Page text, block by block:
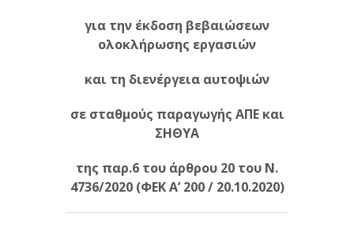
για την έκδοση βεβαιώσεων
ολοκλήρωσης εργασιών
και τη διενέργεια αυτοψιών
σε σταθμούς παραγωγής ΑΠΕ και
ΣΗΘΥΑ
της παρ.6 του άρθρου 20 του Ν.
4736/2020 (ΦΕΚ Α’ 200 / 20.10.2020)